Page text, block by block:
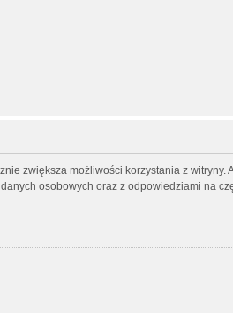
zwiększa możliwości korzystania z
osobowych oraz z odpowiedziami na